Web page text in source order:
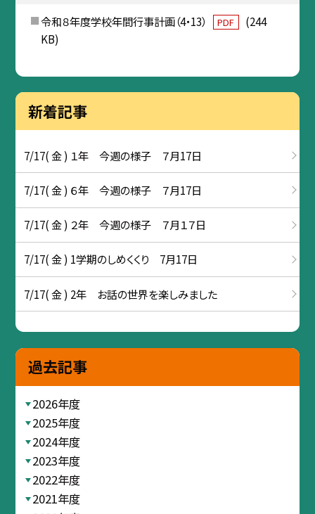
令和８年度学校年間行事計画（4・13） PDF
(244
KB)
新着記事
7/17( 金 ) １年 今週の様子 ７月17日
7/17( 金 ) ６年 今週の様子 ７月17日
7/17( 金 ) ２年 今週の様子 ７月１７日
7/17( 金 ) 1学期のしめくくり 7月17日
7/17( 金 ) 2年 お話の世界を楽しみました
過去記事
2026年度
2025年度
2024年度
2023年度
2022年度
2021年度